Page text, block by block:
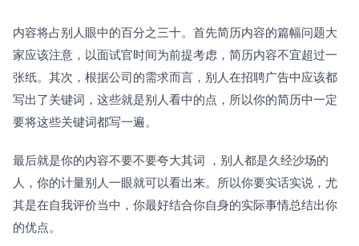
内容将占别人眼中的百分之三十。首先简历内容的篇幅问题大
家应该注意，以面试官时间为前提考虑，简历内容不宜超过一
张纸。其次，根据公司的需求而言，别人在招聘广告中应该都
写出了关键词，这些就是别人看中的点，所以你的简历中一定
要将这些关键词都写一遍。
最后就是你的内容不要不要夸大其词 ，别人都是久经沙场的
人，你的计量别人一眼就可以看出来。所以你要实话实说，尤
其是在自我评价当中，你最好结合你自身的实际事情总结出你
的优点。